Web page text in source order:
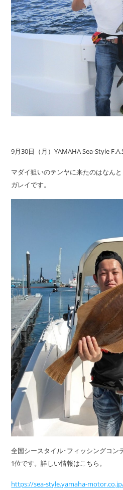
9月30日（月）YAMAHA Sea-Style
マダイ狙いのテンヤに来たのはなん
ガレイです。
全国シースタイル･フィッシングコン
1位です。詳しい情報はこちら。
https://sea-style.yamaha-